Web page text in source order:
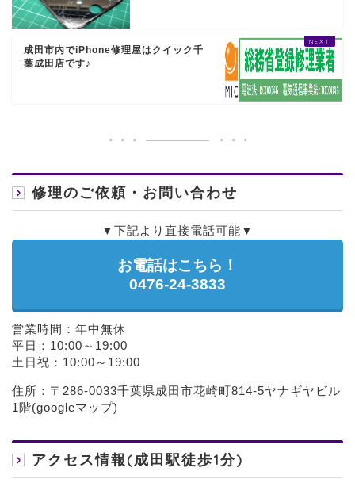
成田市内でiPhone修理屋はクイック千
葉成田店です♪
修理のご依頼・お問い合わせ
▼下記より直接電話可能▼
お電話はこちら！
0476-24-3833
営業時間：年中無休
平日：10:00～19:00
土日祝：10:00～19:00
住所：〒286-0033千葉県成田市花崎町814-5ヤナギヤビル
1階(googleマップ)
アクセス情報(成田駅徒歩1分)